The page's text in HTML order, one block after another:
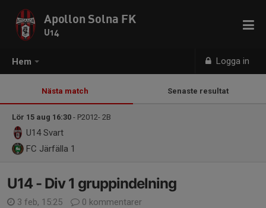
Hem Logga in
Apollon Solna FK
U14
Nästa match Senaste resultat
Lör 15 aug 16:30 - P2012- 2B
U14Svart
FC Järfälla 1
U14 - Div 1 gruppindelning
3 feb, 15:25 0 kommentarer